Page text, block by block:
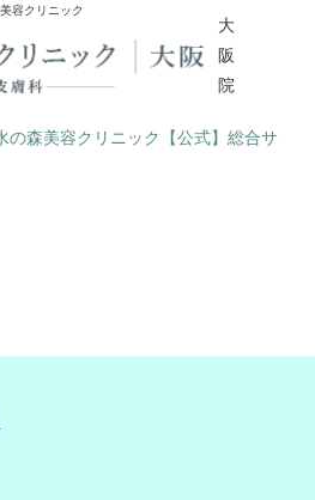
容クリニック
大
阪
院
の森美容クリニック【公式】総合サ